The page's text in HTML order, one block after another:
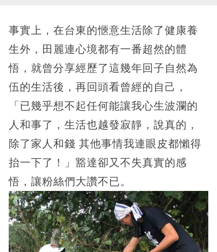
事實上，在台東的愜意生活除了健康養
生外，田麗連心境都有一番超然的體
悟，就曾分享經歷了這幾年回子自然為
伍的生活後，再回頭看曾經的自己，
「已幾乎想不起任何能讓我心生波瀾的
人和事了，生活也越發寂靜，說真的，
除了家人和錢 其他事情我連眼皮都懶得
抬一下了！」豁達卻又不失真實的感
悟，讓粉絲們大讚不已。